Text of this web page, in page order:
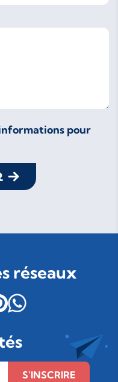
pour
réseaux
S'INSCRIRE